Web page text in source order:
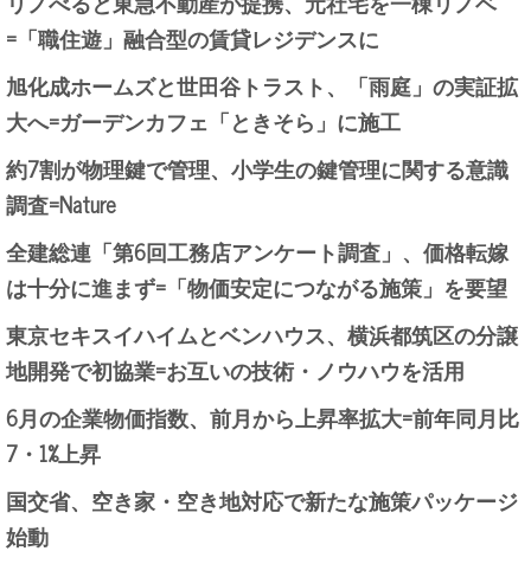
=「職住遊」融合型の賃貸レジデンスに
旭化成ホームズと世田谷トラスト、「雨庭」の実証拡
大へ=ガーデンカフェ「ときそら」に施工
約7割が物理鍵で管理、小学生の鍵管理に関する意識
調査=Nature
全建総連「第6回工務店アンケート調査」、価格転嫁
は十分に進まず=「物価安定につながる施策」を要望
東京セキスイハイムとベンハウス、横浜都筑区の分譲
地開発で初協業=お互いの技術・ノウハウを活用
6月の企業物価指数、前月から上昇率拡大=前年同月比
7・1%上昇
国交省、空き家・空き地対応で新たな施策パッケージ
始動